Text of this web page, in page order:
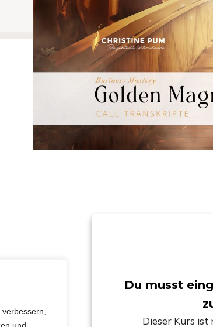
Du musst
Dieser Kurs